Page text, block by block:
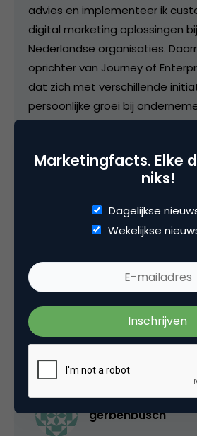
advies en implementeer ik
digital marketing oplossingen
Nederlandse organisaties.
oprichter van Journey of
dat zich met verschillende
persoonlijke groei bij
CRM, Loyalty & CX
gdpr
1 Reactie
gerbenbusch
Marketingfacts. Elke
niks!
Dagelijkse
Wekelijkse